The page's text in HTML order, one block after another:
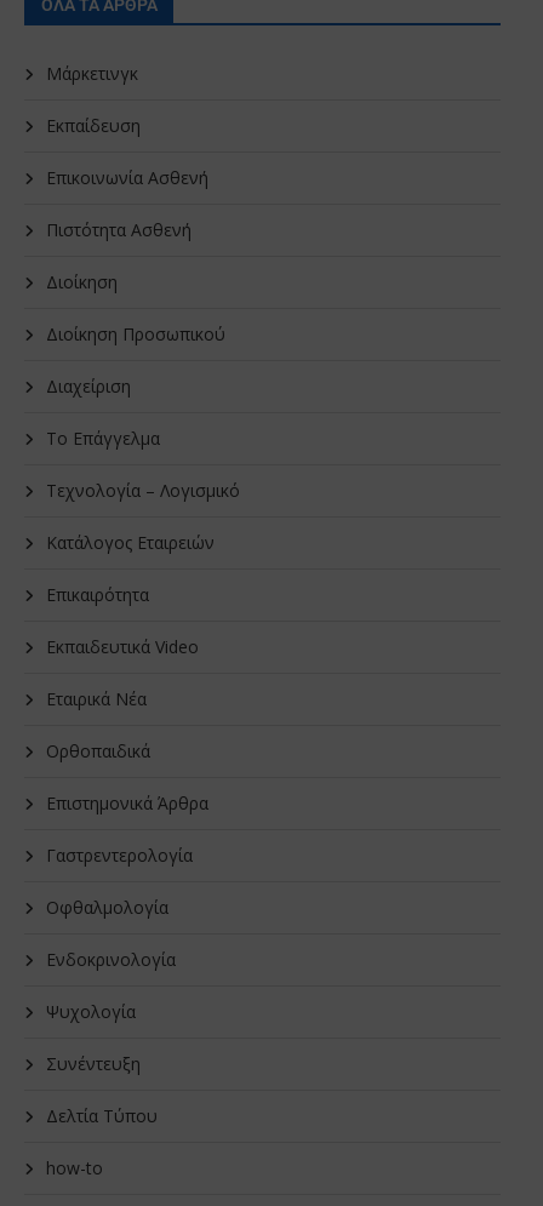
ΟΛΑ ΤΑ ΑΡΘΡΑ
Μάρκετινγκ
Εκπαίδευση
Επικοινωνία Ασθενή
Πιστότητα Ασθενή
Διοίκηση
Διοίκηση Προσωπικού
Διαχείριση
Το Επάγγελμα
Τεχνολογία – Λογισμικό
Κατάλογος Εταιρειών
Επικαιρότητα
Εκπαιδευτικά Video
Εταιρικά Νέα
Oρθοπαιδικά
Επιστημονικά Άρθρα
Γαστρεντερολογία
Οφθαλμολογία
Ενδοκρινολογία
Ψυχολογία
Συνέντευξη
Δελτία Τύπου
how-to